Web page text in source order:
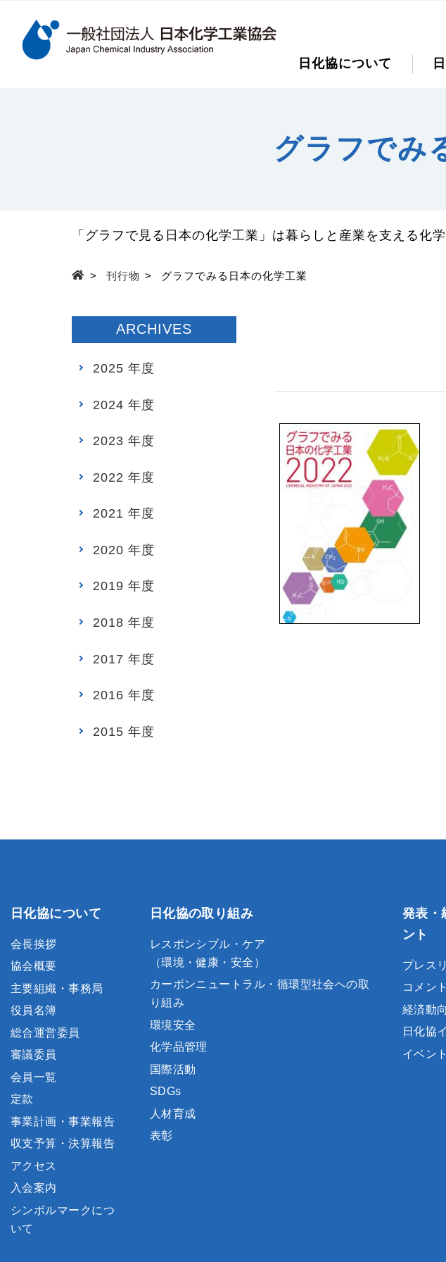
検索キーワード
日化協について
グラフでみ
「グラフで見る日本の化学工業」は暮らしと産業を支える化
> 刊行物 > グラフでみる日本の化学工業
ARCHIVES
2025 年度
2024 年度
2023 年度
2022 年度
2021 年度
2020 年度
2019 年度
2018 年度
2017 年度
2016 年度
2015 年度
日化協について
会長挨拶
協会概要
主要組織・事務局
役員名簿
総合運営委員
審議委員
会員一覧
定款
事業計画・事業報告
収支予算・決算報告
アクセス
入会案内
シンボルマークにつ
いて
日化協の取り組み
レスポンシブル・ケア
（環境・健康・安全）
カーボンニュートラル・循環型社会への取
り組み
環境安全
化学品管理
国際活動
SDGs
人材育成
表彰
発表・
ント
プレス
コメン
経済動向
日化協
イベント